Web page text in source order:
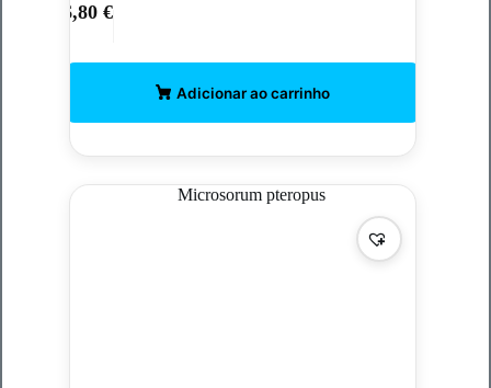
6,80 €